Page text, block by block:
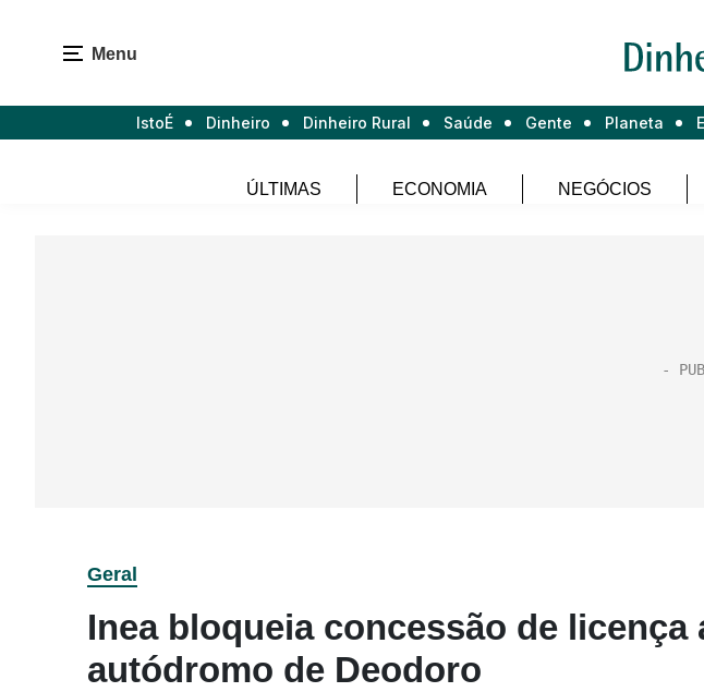
Menu
IstoÉ Dinheiro Dinheiro Rural Saúde Gente Planeta
ÚLTIMAS ECONOMIA NEGÓCIOS
Geral
Inea bloqueia concessão de licença
autódromo de Deodoro